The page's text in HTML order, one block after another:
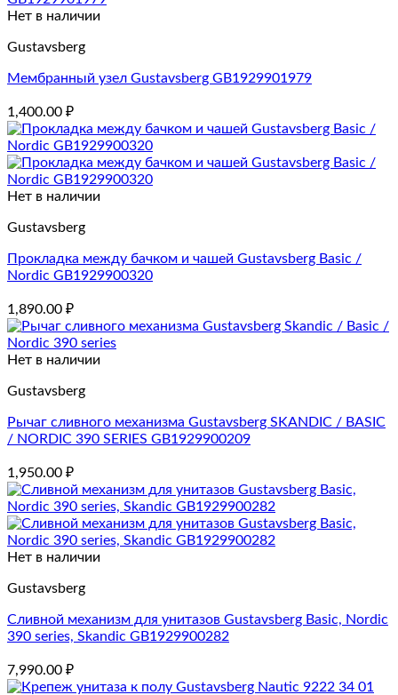
Нет в наличии
Gustavsberg
Мембранный узел Gustavsberg GB1929901979
1,400.00 ₽
Нет в наличии
Gustavsberg
Прокладка между бачком и чашей Gustavsberg Basic /
Nordic GB1929900320
1,890.00 ₽
Нет в наличии
Gustavsberg
Рычаг сливного механизма Gustavsberg SKANDIC / BASIC
/ NORDIC 390 SERIES GB1929900209
1,950.00 ₽
Нет в наличии
Gustavsberg
Сливной механизм для унитазов Gustavsberg Basic, Nordic
390 series, Skandic GB1929900282
7,990.00 ₽